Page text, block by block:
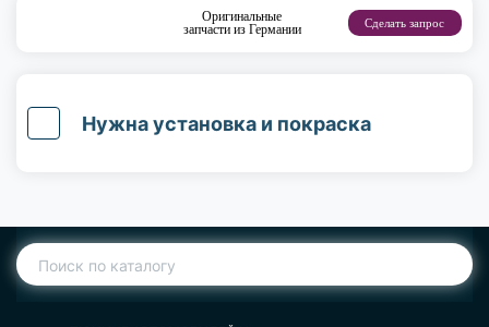
Оригинальные
запчасти из Германии
Сделать запрос
Нужна установка и покраска